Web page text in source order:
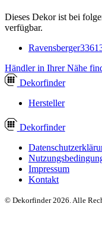
Dieses Dekor ist bei
verfügbar.
Ravensberger
Händler in Ihrer Nähe
Dekorfinder
Hersteller
Dekorfinder
Impressum
Kontakt
© Dekorfinder 2026. Alle